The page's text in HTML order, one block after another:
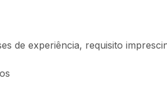
de experiência, requisito